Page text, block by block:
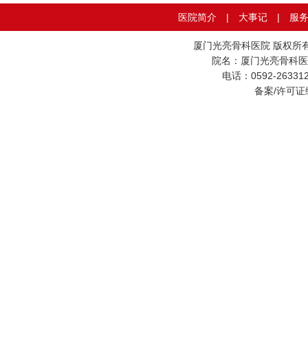
医院简介 | 大事记 | 服
厦门光亮骨科医院 版权
院名：厦门光亮骨
电话：0592-
备案/许可